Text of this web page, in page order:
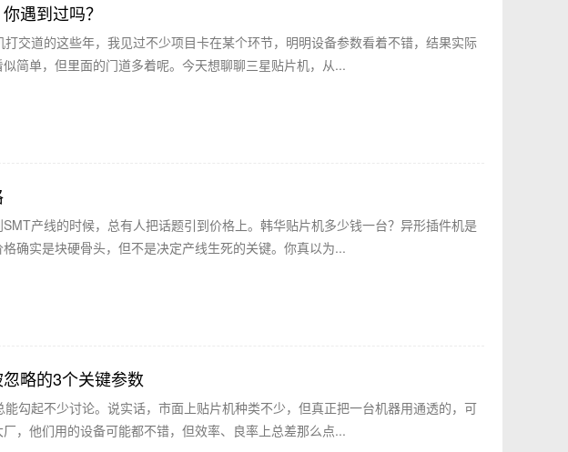
遇到过吗？
交道的这些年，我见过不少项目卡在某个环节，明明设备参数看着不错，结果实际
简单，但里面的门道多着呢。今天想聊聊三星贴片机，从...
产线的时候，总有人把话题引到价格上。韩华贴片机多少钱一台？异形插件机是
确实是块硬骨头，但不是决定产线生死的关键。你真以为...
略的3个关键参数
勾起不少讨论。说实话，市面上贴片机种类不少，但真正把一台机器用通透的，可
，他们用的设备可能都不错，但效率、良率上总差那么点...